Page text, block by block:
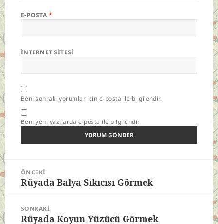
E-POSTA *
İNTERNET SITESI
Beni sonraki yorumlar için e-posta ile bilgilendir.
Beni yeni yazılarda e-posta ile bilgilendir.
Yazı
gezinmesi
ÖNCEKI
Önceki
Rüyada Balya Sıkıcısı Görmek
SONRAKI
Sonraki
Rüyada Koyun Yüzücü Görmek